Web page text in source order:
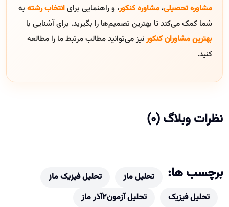
مشاوره تحصیلی، مشاوره کنکور، و راهنمایی برایانتخاب رشته به
شما کمک می‌کند تا بهترین تصمیم‌ها را بگیرید. برای آشنایی با
بهترین مشاوران کنکورنیز می‌توانید مطالب مرتبط ما را مطالعه
کنید.
نظرات وبلاگ (0)
برچسب ها: تحلیل ماز
تحلیل فیزیک ماز
تحلیل فیزیک
تحلیل آزمون2آذر ماز